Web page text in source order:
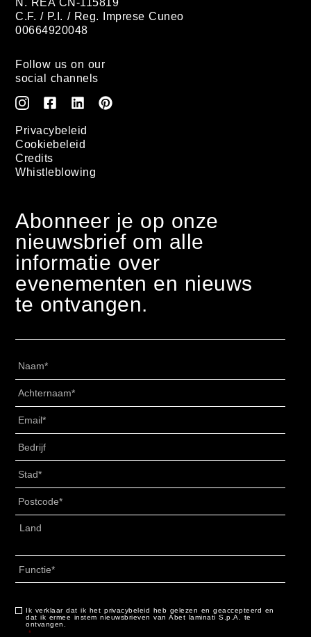
C.F. / P.I. / Reg. Imprese Cuneo
00664920048
Follow us on our
social channels
Privacybeleid
Cookiebeleid
Credits
Whistleblowing
Abonneer je op onze
nieuwsbrief om alle
informatie over
evenementen en nieuws
te ontvangen.
Titolo
Adres
Land
Consenso *
Ik verklaar dat ik het privacybeleid heb gelezen en geaccepteerd en
dat ik ermee instem nieuwsbrieven van Abet laminati S.p.A. te
ontvangen.
*